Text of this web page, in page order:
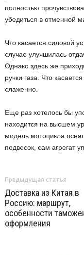
полностью
убедиться в отменной
Что касается силовой
случае улучшилась
Однако здесь же
ручки газа. Что
слаженно.
Еще раз хотелось бы
находится на высшем
модель мотоцикла
подвесок, сам агрегат
Предыдущая статья
Доставка из Китая в
Россию: маршрут,
особенности
оформления